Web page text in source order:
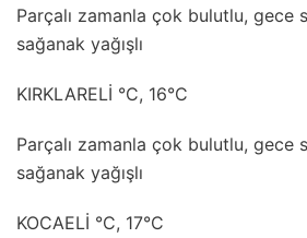
Parçalı zamanla çok bulutlu, gece
sağanak yağışlı
KIRKLARELİ °C, 16°C
Parçalı zamanla çok bulutlu, gece
sağanak yağışlı
KOCAELİ °C, 17°C